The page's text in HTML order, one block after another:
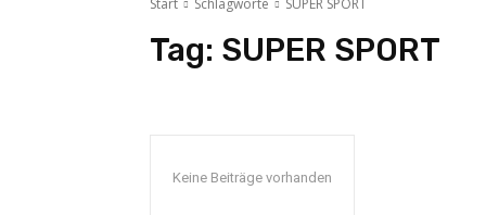
Start Schlagworte SUPER SPORT
Tag: SUPER SPORT
Keine Beiträge vorhanden